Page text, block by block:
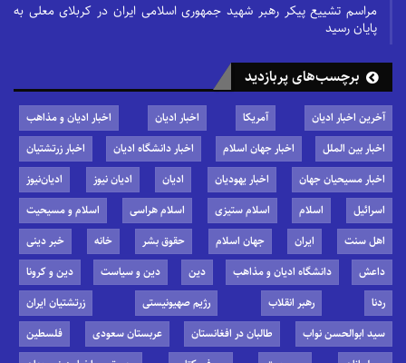
مراسم تشییع پیکر رهبر شهید جمهوری اسلامی ایران در کربلای معلی به
پایان رسید
برچسب‌های پربازدید
آخرین اخبار ادیان آمریکا اخبار ادیان
اخبار ادیان و مذاهب
اخبار بین الملل
اخبار جهان اسلام اخبار دانشگاه ادیان
اخبار زرتشتیان
اخبار مسیحیان جهان
اخبار یهودیان ادیان ادیان نیوز
ادیان‌نیوز
اسرائیل
اسلام اسلام ستیزی اسلام هراسی
اسلام و مسیحیت
اهل سنت
ایران جهان اسلام حقوق بشر خانه
خبر دینی
داعش
دانشگاه ادیان و مذاهب دین دین و سیاست
دین و کرونا
ردنا
رهبر انقلاب رژیم صهیونیستی
زرتشتیان ایران
سید ابوالحسن نواب
طالبان در افغانستان عربستان سعودی
فلسطین